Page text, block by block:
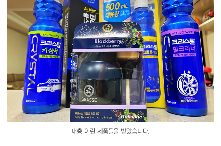
대충 이런 제품들을 받았습니다.